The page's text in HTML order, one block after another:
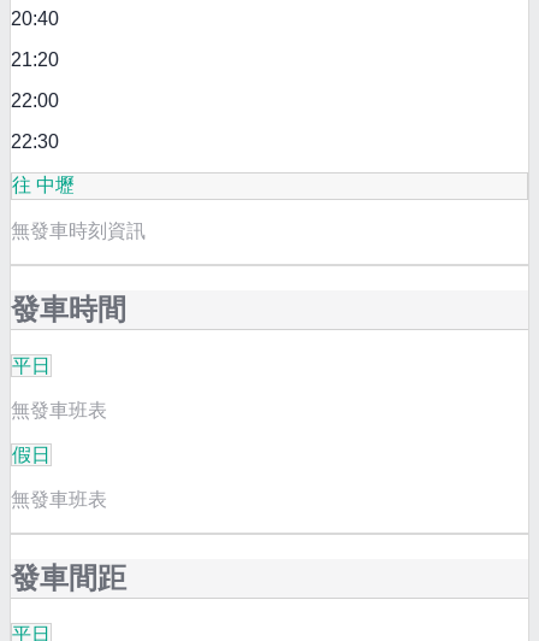
20:40
21:20
22:00
22:30
往 中壢
無發車時刻資訊
發車時間
平日
無發車班表
假日
無發車班表
發車間距
平日